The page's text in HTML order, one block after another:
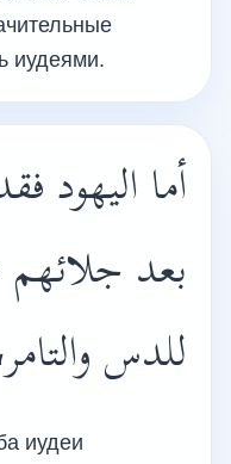
иудеями.
أما اليهود
بعد
للدس
иудеи